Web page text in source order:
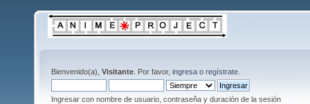
Bienvenido(a), Visitante . Por favor, ingresa o regístrate
Ingresar con nombre de usuario, contraseña y duración de la sesión